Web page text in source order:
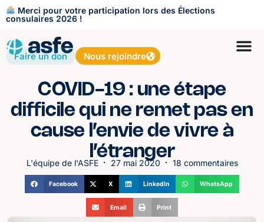
Merci pour votre participation lors des Élections
consulaires 2026 !
Faire un don Nous rejoindre
COVID-19 : une étape
difficile qui ne remet pas en
cause l’envie de vivre à
l’étranger
L'équipe de l'ASFE 27 mai 2020 18 commentaires
Facebook X LinkedIn WhatsApp
Email Print